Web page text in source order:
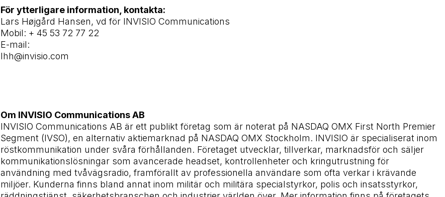
För ytterligare information, kontakta:
Lars Højgård Hansen, vd för INVISIO Communications
Mobil: + 45 53 72 77 22
E-mail:
lhh@invisio.com
Om INVISIO Communications AB
INVISIO Communications AB är ett publikt företag som är noterat på NASDAQ OMX First North Premier
Segment (IVSO), en alternativ aktiemarknad på NASDAQ OMX Stockholm. INVISIO är specialiserat inom
röstkommunikation under svåra förhållanden. Företaget utvecklar, tillverkar, marknadsför och säljer
kommunikationslösningar som avancerade headset, kontrollenheter och kringutrustning för
användning med tvåvägsradio, framförallt av professionella användare som ofta verkar i krävande
miljöer. Kunderna finns bland annat inom militär och militära specialstyrkor, polis och insatsstyrkor,